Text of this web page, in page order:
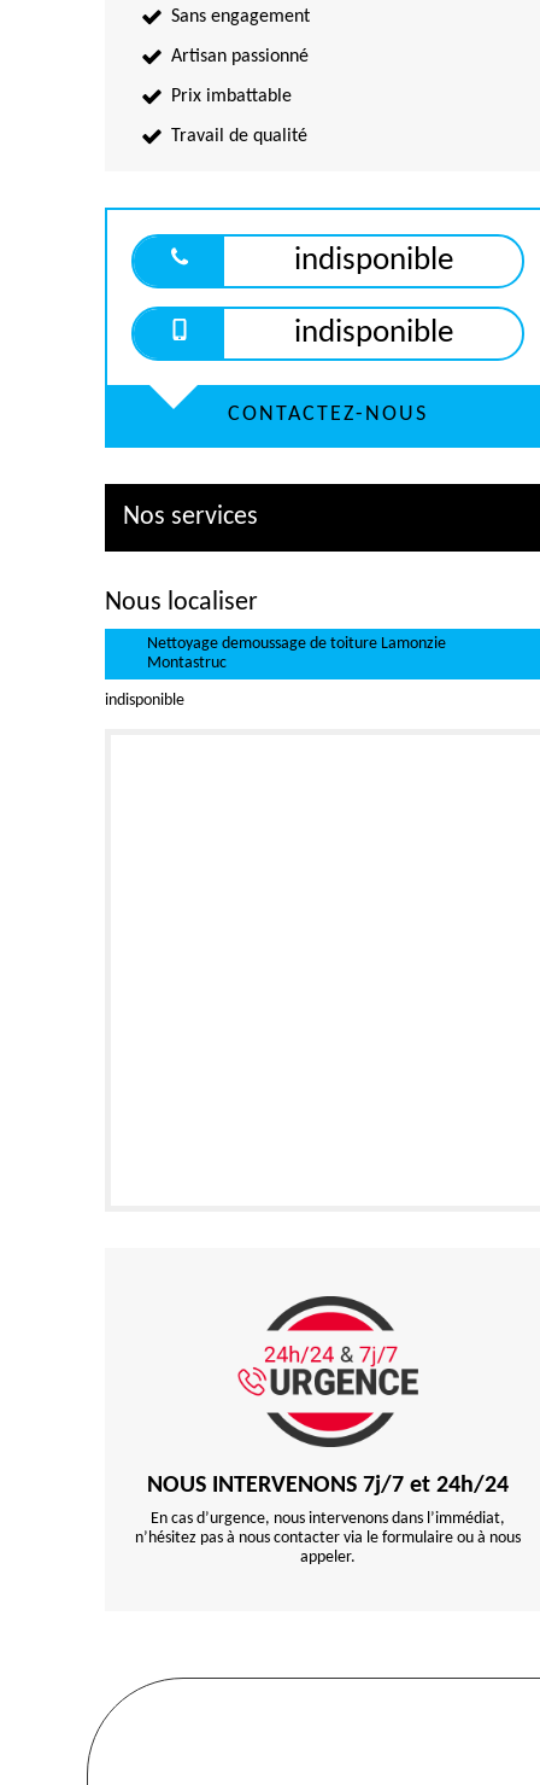
Sans engagement
Artisan passionné
Prix imbattable
Travail de qualité
indisponible
indisponible
CONTACTEZ-NOUS
Nos services
Nous localiser
Nettoyage demoussage de toiture Lamonzie
Montastruc
indisponible
NOUS INTERVENONS 7j/7 et 24h/24
En cas d’urgence, nous intervenons dans l’immédiat,
n’hésitez pas à nous contacter via le formulaire ou à nous
appeler.